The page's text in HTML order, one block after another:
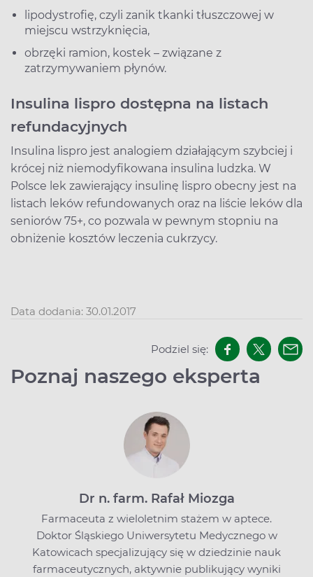
lipodystrofię, czyli zanik tkanki tłuszczowej w
miejscu wstrzyknięcia,
obrzęki ramion, kostek – związane z
zatrzymywaniem płynów.
Insulina lispro dostępna na listach
refundacyjnych
Insulina lispro jest analogiem działającym szybciej i
krócej niż niemodyfikowana insulina ludzka. W
Polsce lek zawierający insulinę lispro obecny jest na
listach leków refundowanych oraz na liście leków dla
seniorów 75+, co pozwala w pewnym stopniu na
obniżenie kosztów leczenia cukrzycy.
Data dodania: 30.01.2017
Podziel się:
Poznaj naszego eksperta
Dr n. farm. Rafał Miozga
Farmaceuta z wieloletnim stażem w aptece.
Doktor Śląskiego Uniwersytetu Medycznego w
Katowicach specjalizujący się w dziedzinie nauk
farmaceutycznych, aktywnie publikujący wyniki